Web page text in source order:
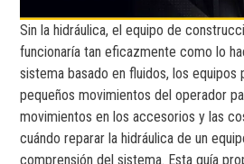
Sin la hidráulica, el equipo de
funcionaría tan eficazmente como lo
sistema basado en fluidos, los equipos
pequeños movimientos del operador
movimientos en los accesorios y las
cuándo reparar la hidráulica de un
comprensión del sistema. Esta guía